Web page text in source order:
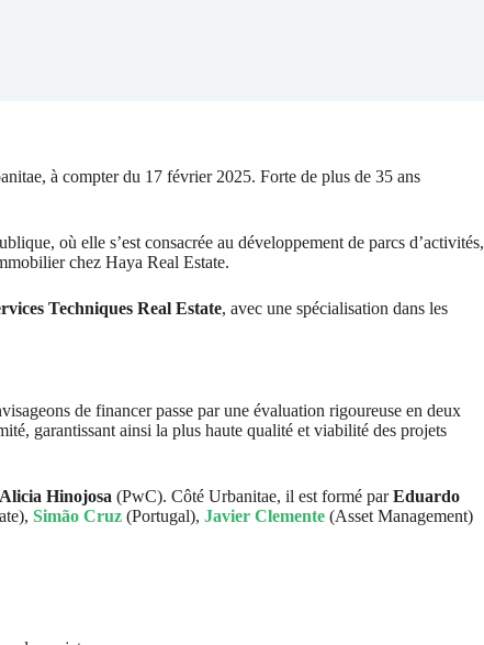
à compter du 17 février 2025. Forte de plus de 35 ans
où elle s’est consacrée au développement de parcs d’activités,
chez Haya Real Estate.
Techniques Real Estate, avec une spécialisation dans les
de financer passe par une évaluation rigoureuse en deux
garantissant ainsi la plus haute qualité et viabilité des projets
Alicia Hinojosa (PwC). Côté Urbanitae, il est formé parEduardo
Simão Cruz (Portugal), Javier Clemente (Asset Management)